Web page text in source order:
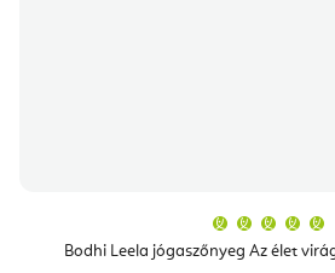
Bodhi Leela jógaszőnyeg Az élet